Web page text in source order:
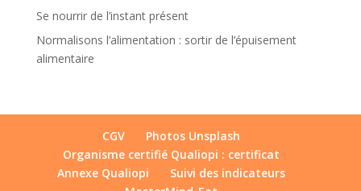
Se nourrir de l’instant présent
Normalisons l’alimentation : sortir de l’épuisement
alimentaire
CGV
Photos Unsplash
Organisme certifié Qualiopi : certificat
Annexe Qualiopi
Suivi des indicateurs